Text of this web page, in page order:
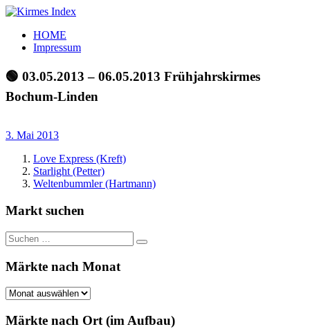
Zum
springen
Kirmes
Index
Tourpläne
der
letzten
Jahre
HOME
Impressum
🟢 03.05.2013 – 06.05.2013 Frühjahrskirmes
Bochum-Linden
3. Mai 2013
Love Express (Kreft)
Starlight (Petter)
Weltenbummler (Hartmann)
Markt suchen
Suchen
nach:
Suchen
Märkte nach Monat
Märkte
Monat
Märkte nach Ort (im Aufbau)